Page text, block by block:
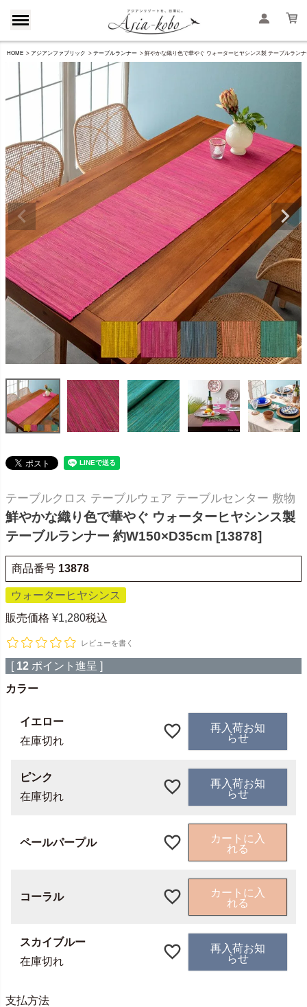
HOME アジアンファブリック テーブルランナー 鮮やかな織り色で華やぐ ウォーターヒヤシンス製 テーブルランナ
テーブルクロス テーブルウェア テーブルセンター 敷物
鮮やかな織り色で華やぐ ウォーターヒヤシンス製
テーブルランナー 約W150×D35cm [13878]
商品番号 13878
ウォーターヒヤシンス
販売価格 ¥1,280税込
レビューを書く
[ 12 ポイント進呈 ]
カラー
イエロー
在庫切れ
再入荷お知
らせ
ピンク
在庫切れ
再入荷お知
らせ
ペールパープル
カートに入
れる
コーラル
カートに入
れる
スカイブルー
在庫切れ
再入荷お知
らせ
支払方法